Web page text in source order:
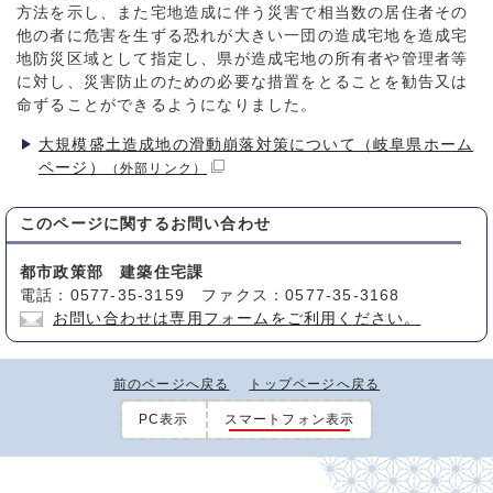
方法を示し、また宅地造成に伴う災害で相当数の居住者その
他の者に危害を生ずる恐れが大きい一団の造成宅地を造成宅
地防災区域として指定し、県が造成宅地の所有者や管理者等
に対し、災害防止のための必要な措置をとることを勧告又は
命ずることができるようになりました。
大規模盛土造成地の滑動崩落対策について（岐阜県ホーム
ページ）
（外部リンク）
このページに関する お問い合わせ
都市政策部 建築住宅課
電話：0577-35-3159 ファクス：0577-35-3168
お問い合わせは専用フォームをご利用ください。
前のページへ戻る トップページへ戻る
PC表示 スマートフォン表示